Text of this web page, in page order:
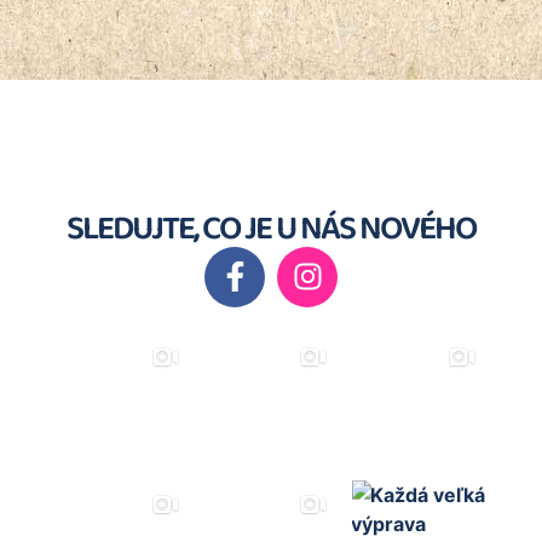
SLEDUJTE, CO JE U NÁS NOVÉHO